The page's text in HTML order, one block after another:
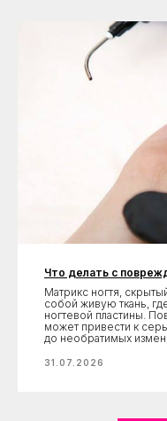
Что делать с
Матрикс ногтя,
собой живую ткань,
ногтевой пластины.
может привести к
до необратимых
31.07.2026